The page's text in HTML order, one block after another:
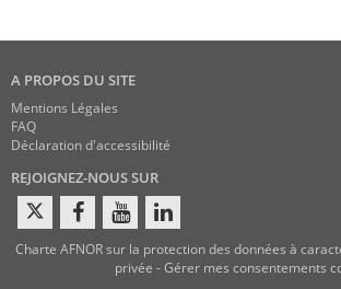
A PROPOS DU SITE
Mentions Légales
FAQ
Déclaration d'accessibilité
REJOIGNEZ-NOUS SUR
Charte AFNOR sur la protection des données à
privée -Gérer mes consentements